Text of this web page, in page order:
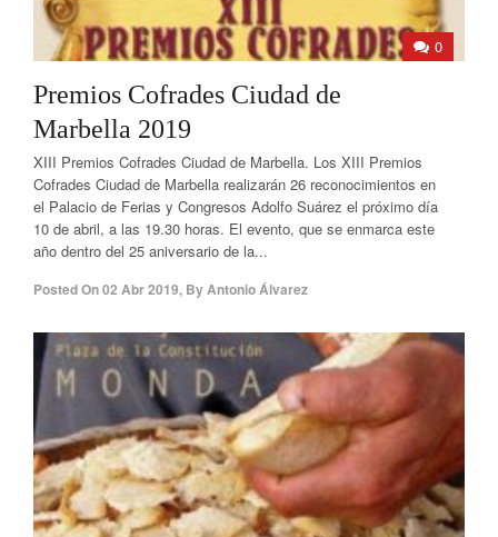
0
Premios Cofrades Ciudad de
Marbella 2019
XIII Premios Cofrades Ciudad de Marbella. Los XIII Premios
Cofrades Ciudad de Marbella realizarán 26 reconocimientos en
el Palacio de Ferias y Congresos Adolfo Suárez el próximo día
10 de abril, a las 19.30 horas. El evento, que se enmarca este
año dentro del 25 aniversario de la...
Posted On02 Abr 2019, ByAntonio Álvarez